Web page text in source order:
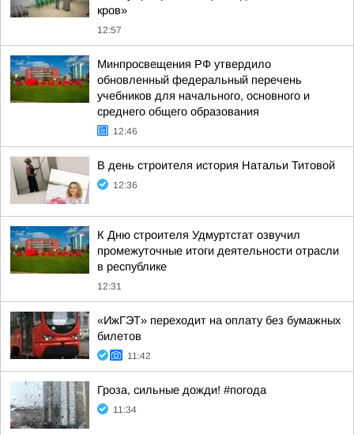
кров»
12:57
Минпросвещения РФ утвердило
обновленный федеральный перечень
учебников для начального, основного и
среднего общего образования
12:46
В день строителя история Натальи Титовой
12:36
К Дню строителя Удмуртстат озвучил
промежуточные итоги деятельности отрасли
в республике
12:31
«ИжГЭТ» переходит на оплату без бумажных
билетов
11:42
Гроза, сильные дожди! #погода
11:34